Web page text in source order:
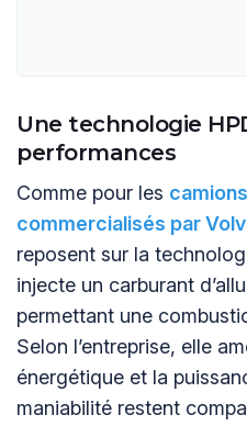
Une technologie
performances
Comme pour les
commercialisés par
reposent sur la
injecte un carburant
permettant une
Selon l’entreprise, elle
énergétique et la
maniabilité restent